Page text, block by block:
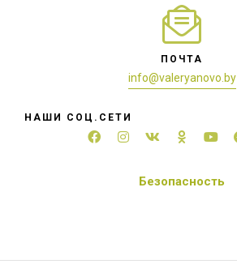
ПОЧТА
info@valeryanovo.by
НАШИ СОЦ.СЕТИ
Безопасность